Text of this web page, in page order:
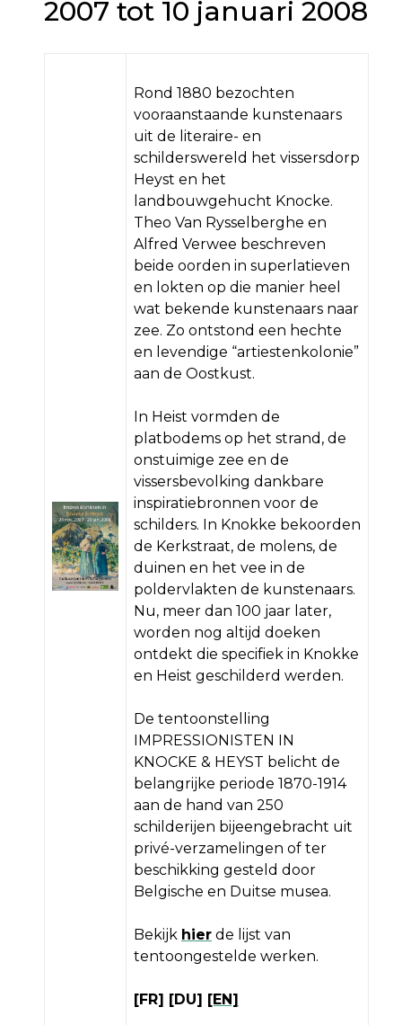
2007 tot 10 januari 2008
Rond 1880 bezochten
vooraanstaande kunstenaars
uit de literaire- en
schilderswereld het vissersdorp
Heyst en het
landbouwgehucht Knocke.
Theo Van Rysselberghe en
Alfred Verwee beschreven
beide oorden in superlatieven
en lokten op die manier heel
wat bekende kunstenaars naar
zee. Zo ontstond een hechte
en levendige “artiestenkolonie”
aan de Oostkust.
In Heist vormden de
platbodems op het strand, de
onstuimige zee en de
vissersbevolking dankbare
inspiratiebronnen voor de
schilders. In Knokke bekoorden
de Kerkstraat, de molens, de
duinen en het vee in de
poldervlakten de kunstenaars.
Nu, meer dan 100 jaar later,
worden nog altijd doeken
ontdekt die specifiek in Knokke
en Heist geschilderd werden.
De tentoonstelling
IMPRESSIONISTEN IN
KNOCKE & HEYST belicht de
belangrijke periode 1870-1914
aan de hand van 250
schilderijen bijeengebracht uit
privé-verzamelingen of ter
beschikking gesteld door
Belgische en Duitse musea.
Bekijk hier de lijst van
tentoongestelde werken.
[FR] [DU] [EN]